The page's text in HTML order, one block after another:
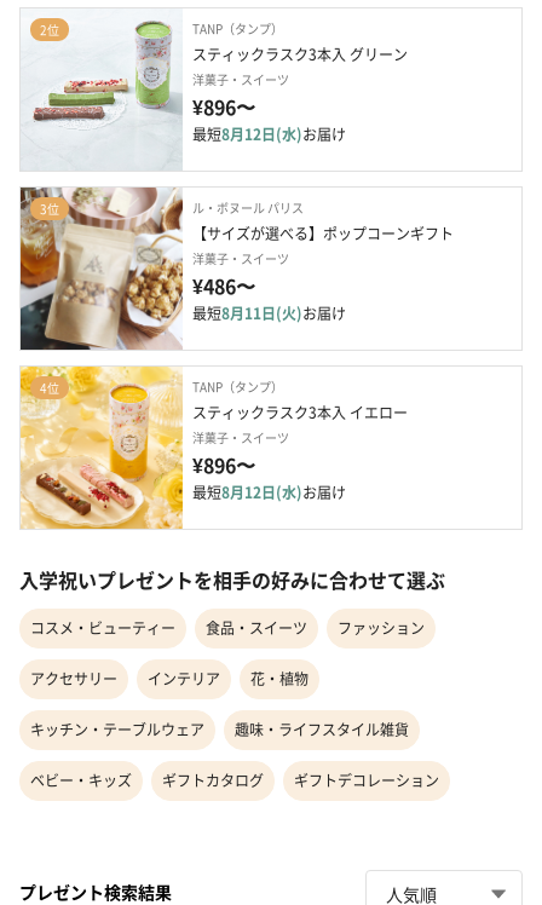
2位 TANP（タンプ）
スティックラスク3本入 グリーン
洋菓子・スイーツ
¥896〜
最短8月12日(水)お届け
3位 ル・ボヌール パリス
【サイズが選べる】ポップコーンギフト
洋菓子・スイーツ
¥486〜
最短8月11日(火)お届け
4位 TANP（タンプ）
スティックラスク3本入 イエロー
洋菓子・スイーツ
¥896〜
最短8月12日(水)お届け
入学祝いプレゼントを相手の好みに合わせて選ぶ
コスメ・ビューティー 食品・スイーツ ファッション
アクセサリー インテリア 花・植物
キッチン・テーブルウェア 趣味・ライフスタイル雑貨
ベビー・キッズ ギフトカタログ ギフトデコレーション
プレゼント検索結果